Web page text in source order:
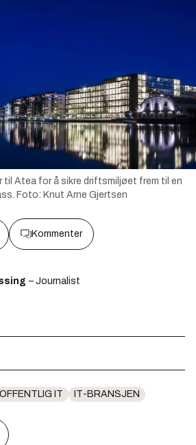
til Atea for å sikre driftsmiljøet frem til en
Foto: Knut Arne Gjertsen
Kommenter
– Journalist
IT IT-BRANSJEN